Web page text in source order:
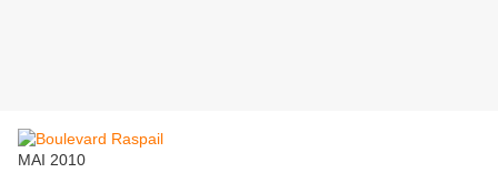
MAI 2010